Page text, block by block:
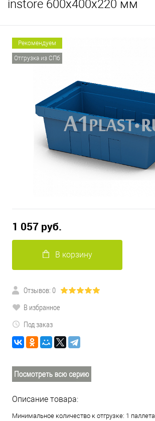
instore 600х400х220 мм
Рекомендуем
Отгрузка из СПб
1 057 руб.
В корзину
Отзывов: 0
В избранное
Под заказ
Описание товара:
Минимальное количество к отгрузке: 1 паллета